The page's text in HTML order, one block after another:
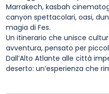
Marrakech, kasbah
canyon spettacolari, oasi,
magia di Fes.
Un itinerario che unisce
avventura, pensato per
Dall’Alto Atlante alle città
deserto: un’esperienza che